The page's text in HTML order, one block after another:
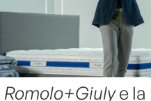
Romolo+Giulye la